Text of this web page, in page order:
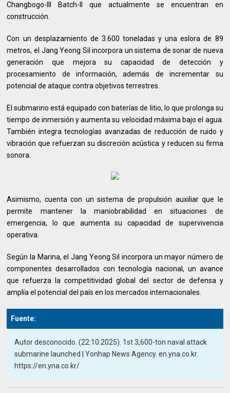
Changbogo-III Batch-II que actualmente se encuentran en
construcción.
Con un desplazamiento de 3.600 toneladas y una eslora de 89
metros, el Jang Yeong Sil incorpora un sistema de sonar de nueva
generación que mejora su capacidad de detección y
procesamiento de información, además de incrementar su
potencial de ataque contra objetivos terrestres.
El submarino está equipado con baterías de litio, lo que prolonga su
tiempo de inmersión y aumenta su velocidad máxima bajo el agua.
También integra tecnologías avanzadas de reducción de ruido y
vibración que refuerzan su discreción acústica y reducen su firma
sonora.
Asimismo, cuenta con un sistema de propulsión auxiliar que le
permite mantener la maniobrabilidad en situaciones de
emergencia, lo que aumenta su capacidad de supervivencia
operativa.
Según la Marina, el Jang Yeong Sil incorpora un mayor número de
componentes desarrollados con tecnología nacional, un avance
que refuerza la competitividad global del sector de defensa y
amplía el potencial del país en los mercados internacionales.
Fuente:
Autor desconocido. (22:10:2025). 1st 3,600-ton naval attack
submarine launched | Yonhap News Agency. en.yna.co.kr.
https://en.yna.co.kr/